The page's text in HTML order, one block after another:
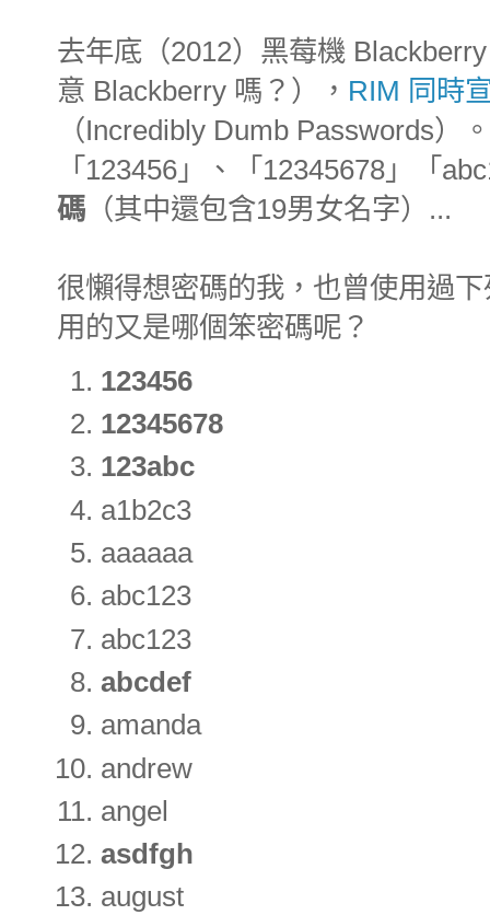
去年底（2012）黑莓機
意 Blackberry 嗎？）， RIM 同時
（Incredibly Dumb Passwords）
「123456」、「12345678」「
碼 （其中還包含19男女名字）...
很懶得想密碼的我，也曾使用過
用的又是哪個笨密碼呢？
123456
12345678
123abc
a1b2c3
aaaaaa
abc123
abc123
abcdef
amanda
andrew
angel
asdfgh
august